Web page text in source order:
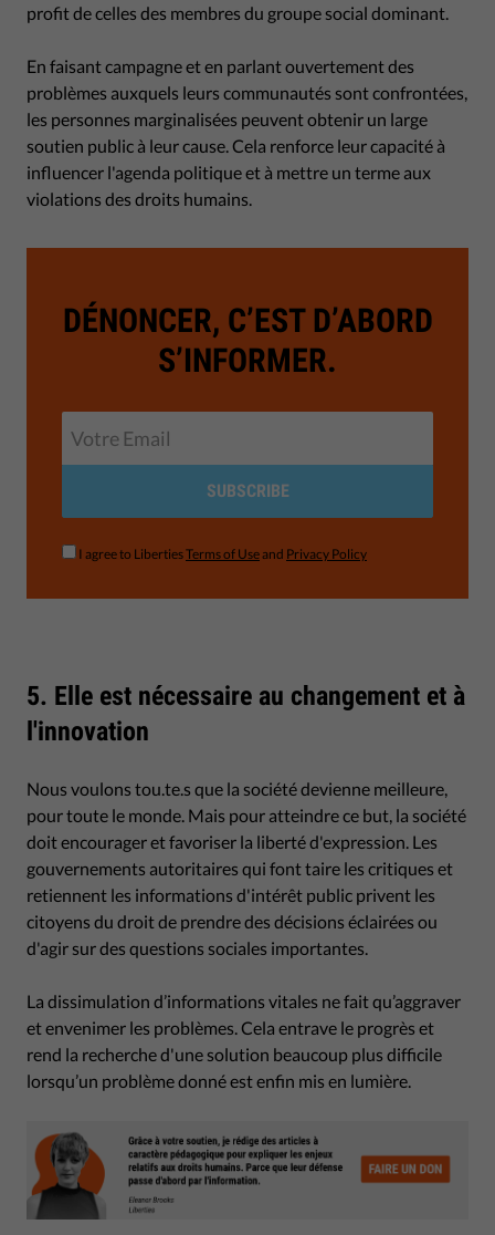
profit de celles des membres du groupe social dominant.
En faisant campagne et en parlant ouvertement des
problèmes auxquels leurs communautés sont confrontées,
les personnes marginalisées peuvent obtenir un large
soutien public à leur cause. Cela renforce leur capacité à
influencer l'agenda politique et à mettre un terme aux
violations des droits humains.
DÉNONCER, C’EST D’ABORD
S’INFORMER.
SUBSCRIBE
I agree to LibertiesTerms of Useand Privacy Policy
5. Elle est nécessaire au changement et à
l'innovation
Nous voulons tou.te.s que la société devienne meilleure,
pour toute le monde. Mais pour atteindre ce but, la société
doit encourager et favoriser la liberté d'expression. Les
gouvernements autoritaires qui font taire les critiques et
retiennent les informations d'intérêt public privent les
citoyens du droit de prendre des décisions éclairées ou
d'agir sur des questions sociales importantes.
La dissimulation d’informations vitales ne fait qu’aggraver
et envenimer les problèmes. Cela entrave le progrès et
rend la recherche d'une solution beaucoup plus difficile
lorsqu’un problème donné est enfin mis en lumière.